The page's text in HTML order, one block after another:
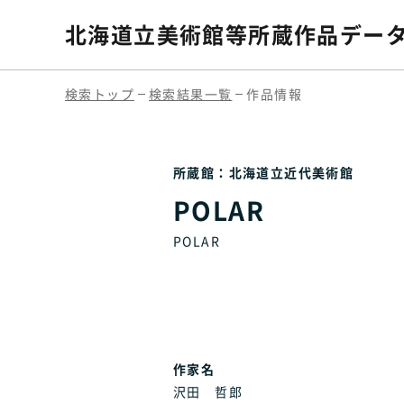
北海道立美術館等所蔵作品デー
検索トップ 検索結果一覧 作品情報
所蔵館：北海道立近代美術館
POLAR
POLAR
作家名
沢田 哲郎